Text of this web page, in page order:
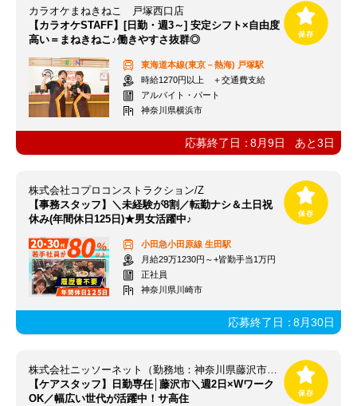
カラオケまねきねこ 戸塚西口店
【カラオケSTAFF】[日勤・週3～] 安定シフト×自由度
高い＝まねきねこ♪働きやすさ抜群◎
東海道本線(東京－熱海) 戸塚駅
時給1270円以上 ＋交通費支給
アルバイト・パート
神奈川県横浜市
応募終了日：8月9日 あと3日
株式会社コプロコンストラクション/Z
【事務スタッフ】＼未経験が8割／転勤ナシ＆土日祝
休み(年間休日125日)★男女活躍中♪
小田急小田原線 生田駅
月給29万1230円～+皆勤手当1万円
正社員
神奈川県川崎市
応募終了日：8月30日
株式会社ニッソーネット（勤務地：神奈川県藤沢市）/a09dc000004tqTYAAY
【ケアスタッフ】日勤専任│藤沢市＼週2日×Wワーク
OK／幅広い世代が活躍中！サ高住